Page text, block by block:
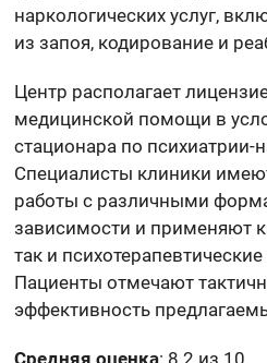
наркологических услуг,
из запоя, кодирование и
Центр располагает
медицинской помощи в
стационара по психиатрии-
Специалисты клиники
работы с различными
зависимости и применяют
так и
Пациенты отмечают
эффективность
Средняя оценка: 8.2 из 10.